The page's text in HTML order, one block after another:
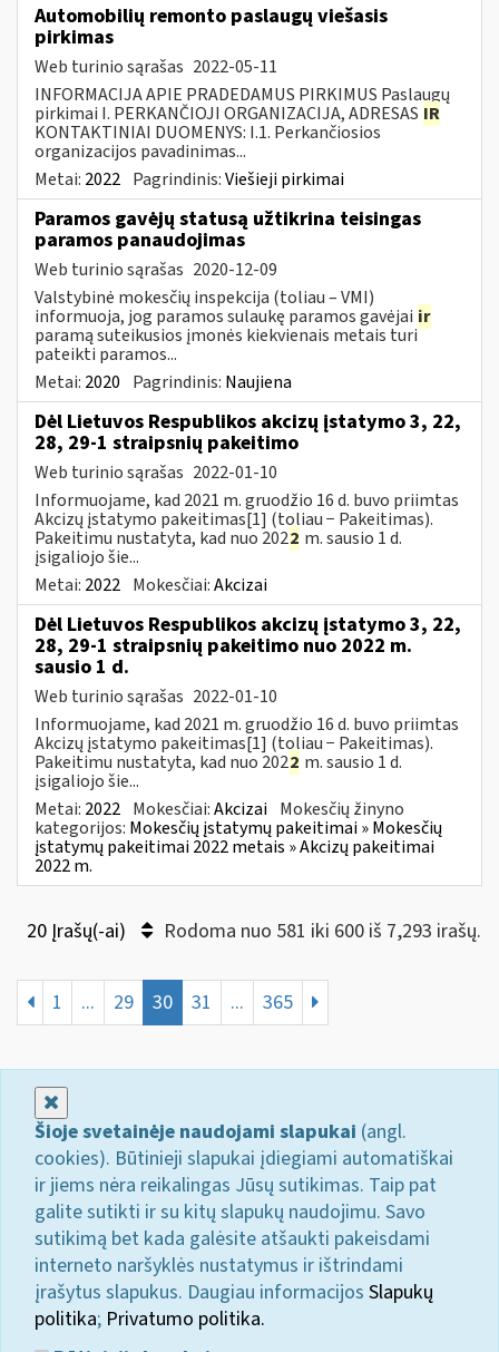
Automobilių remonto paslaugų viešasis
pirkimas
Web turinio sąrašas 2022-05-11
INFORMACIJA APIE PRADEDAMUS PIRKIMUS Paslaugų
pirkimai I. PERKANČIOJI ORGANIZACIJA, ADRESAS IR
KONTAKTINIAI DUOMENYS: I.1. Perkančiosios
organizacijos pavadinimas...
Metai: 2022 Pagrindinis:Viešieji pirkimai
Paramos gavėjų statusą užtikrina teisingas
paramos panaudojimas
Web turinio sąrašas 2020-12-09
Valstybinė mokesčių inspekcija (toliau – VMI)
informuoja, jog paramos sulaukę paramos gavėjai ir
paramą suteikusios įmonės kiekvienais metais turi
pateikti paramos...
Metai: 2020 Pagrindinis: Naujiena
Dėl Lietuvos Respublikos akcizų įstatymo 3, 22,
28, 29-1 straipsnių pakeitimo
Web turinio sąrašas 2022-01-10
Informuojame, kad 2021 m. gruodžio 16 d. buvo priimtas
Akcizų įstatymo pakeitimas[1] (toliau − Pakeitimas).
Pakeitimu nustatyta, kad nuo 2022 m. sausio 1 d.
įsigaliojo šie...
Metai: 2022 Mokesčiai:Akcizai
Dėl Lietuvos Respublikos akcizų įstatymo 3, 22,
28, 29-1 straipsnių pakeitimo nuo 2022 m.
sausio 1 d.
Web turinio sąrašas 2022-01-10
Informuojame, kad 2021 m. gruodžio 16 d. buvo priimtas
Akcizų įstatymo pakeitimas[1] (toliau − Pakeitimas).
Pakeitimu nustatyta, kad nuo 2022 m. sausio 1 d.
įsigaliojo šie...
Metai: 2022 Mokesčiai:Akcizai Mokesčių žinyno
kategorijos: Mokesčių įstatymų pakeitimai » Mokesčių
įstatymų pakeitimai 2022 metais » Akcizų pakeitimai
2022 m.
20 Įrašų(-ai) Rodoma nuo 581 iki 600 iš 7,293 irašų.
1 ... 29 30 31 ... 365
Šioje svetainėje naudojami slapukai (angl.
cookies). Būtinieji slapukai įdiegiami automatiškai
ir jiems nėra reikalingas Jūsų sutikimas. Taip pat
galite sutikti ir su kitų slapukų naudojimu. Savo
sutikimą bet kada galėsite atšaukti pakeisdami
interneto naršyklės nustatymus ir ištrindami
įrašytus slapukus. Daugiau informacijos Slapukų
politika; Privatumo politika.